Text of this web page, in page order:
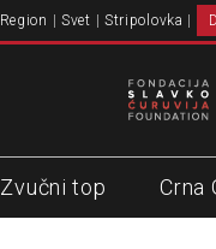
Region Svet Stripolovka
Zvučni top Crna